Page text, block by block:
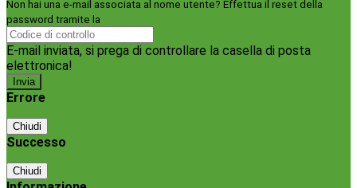
Non hai una e-mail associata al nome utente? Effettua il reset della
password tramite la
E-mail inviata, si prega di controllare la casella di posta
elettronica!
Errore
Chiudi
Successo
Chiudi